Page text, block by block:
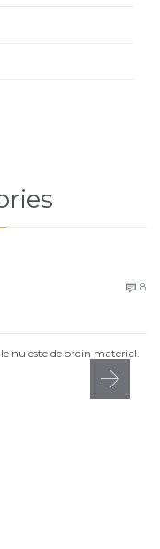
 8
nu este de ordin material.